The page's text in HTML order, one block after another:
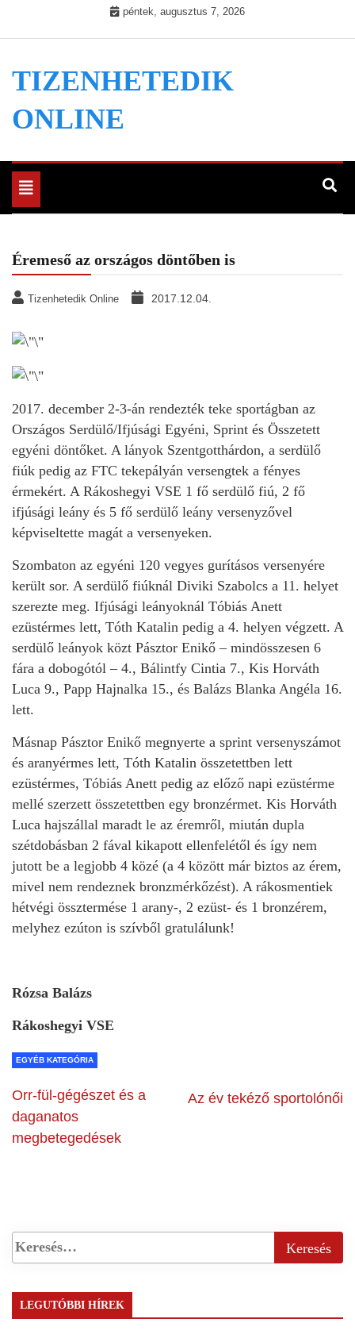
péntek, augusztus 7, 2026
TIZENHETEDIK
ONLINE
Toggle
navigation
Éremeső az országos döntőben is
Tizenhetedik Online 2017.12.04.
2017. december 2-3-án rendezték teke sportágban az
Országos Serdülő/Ifjúsági Egyéni, Sprint és Összetett
egyéni döntőket. A lányok Szentgotthárdon, a serdülő
fiúk pedig az FTC tekepályán versengtek a fényes
érmekért. A Rákoshegyi VSE 1 fő serdülő fiú, 2 fő
ifjúsági leány és 5 fő serdülő leány versenyzővel
képviseltette magát a versenyeken.
Szombaton az egyéni 120 vegyes gurításos versenyére
került sor. A serdülő fiúknál Diviki Szabolcs a 11. helyet
szerezte meg. Ifjúsági leányoknál Tóbiás Anett
ezüstérmes lett, Tóth Katalin pedig a 4. helyen végzett. A
serdülő leányok közt Pásztor Enikő – mindösszesen 6
fára a dobogótól – 4., Bálintfy Cintia 7., Kis Horváth
Luca 9., Papp Hajnalka 15., és Balázs Blanka Angéla 16.
lett.
Másnap Pásztor Enikő megnyerte a sprint versenyszámot
és aranyérmes lett, Tóth Katalin összetettben lett
ezüstérmes, Tóbiás Anett pedig az előző napi ezüstérme
mellé szerzett összetettben egy bronzérmet. Kis Horváth
Luca hajszállal maradt le az éremről, miután dupla
szétdobásban 2 fával kikapott ellenfelétől és így nem
jutott be a legjobb 4 közé (a 4 között már biztos az érem,
mivel nem rendeznek bronzmérkőzést). A rákosmentiek
hétvégi össztermése 1 arany-, 2 ezüst- és 1 bronzérem,
melyhez ezúton is szívből gratulálunk!
Rózsa Balázs
Rákoshegyi VSE
EGYÉB KATEGÓRIA
Orr-fül-gégészet és a
daganatos
megbetegedések
Az év tekéző sportolónői
LEGUTÓBBI HÍREK